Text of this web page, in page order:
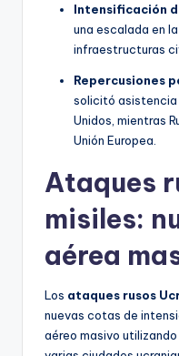
Intensificación
una escalada en
infraestructuras
Repercusiones
solicitó asistencia
Unidos, mientras
Unión Europea.
Ataques
misiles:
aérea
Los ataques rusos
nuevas cotas de
aéreo masivo